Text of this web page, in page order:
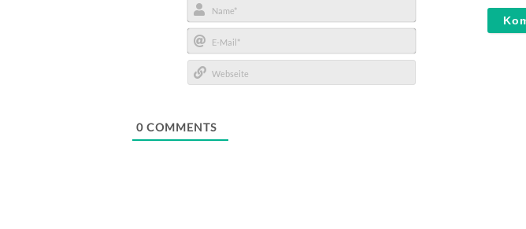
Name*
E-
Mail*
0 COMMENTS